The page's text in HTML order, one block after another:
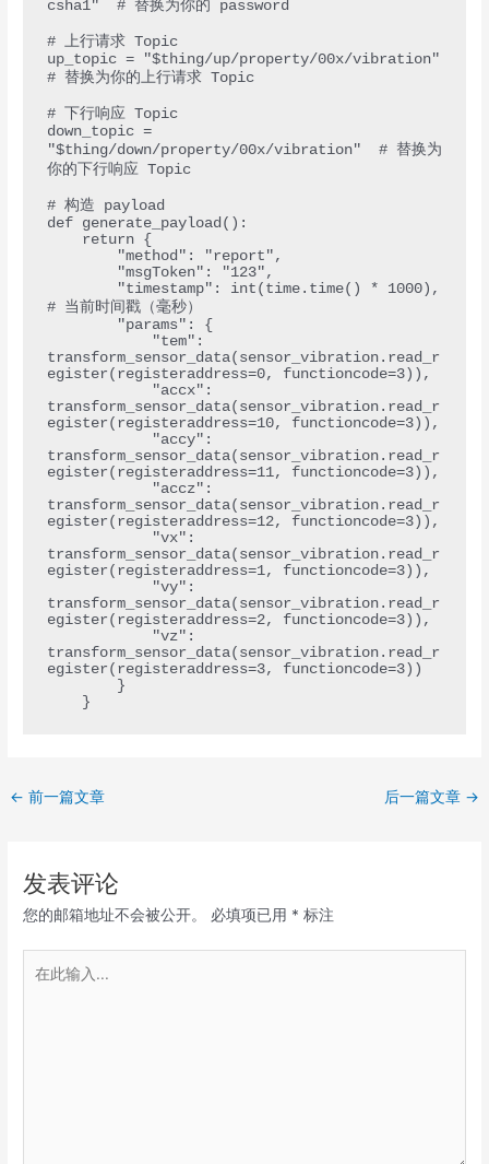
csha1"  # 替换为你的 password
# 上行请求 Topic
up_topic = "$thing/up/property/00x/vibration"
# 替换为你的上行请求 Topic
# 下行响应 Topic
down_topic =
"$thing/down/property/00x/vibration"  # 替换为
你的下行响应 Topic
# 构造 payload
def generate_payload():
# 当前时间戳（毫秒）
transform_sensor_data(sensor_vibration.read_r
egister(registeraddress=0, functioncode=3)),
transform_sensor_data(sensor_vibration.read_r
egister(registeraddress=10, functioncode=3)),
transform_sensor_data(sensor_vibration.read_r
egister(registeraddress=11, functioncode=3)),
transform_sensor_data(sensor_vibration.read_r
egister(registeraddress=12, functioncode=3)),
transform_sensor_data(sensor_vibration.read_r
egister(registeraddress=1, functioncode=3)),
transform_sensor_data(sensor_vibration.read_r
egister(registeraddress=2, functioncode=3)),
transform_sensor_data(sensor_vibration.read_r
egister(registeraddress=3, functioncode=3))
← 前一篇文章 后一篇文章 →
发表评论
您的邮箱地址不会被公开。 必填项已用 * 标注